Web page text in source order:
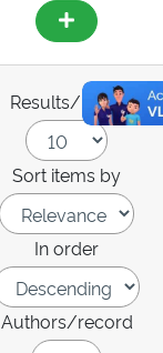
Results/Page
Sort items by
In order
Authors/record